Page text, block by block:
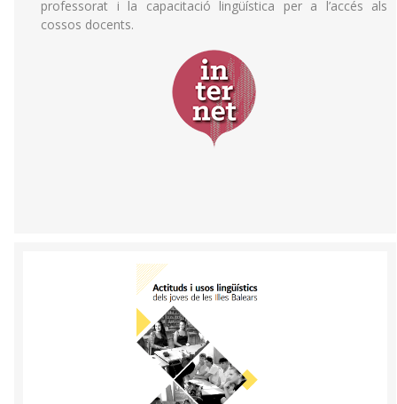
professorat i la capacitació lingüística per a l’accés als
cossos docents.